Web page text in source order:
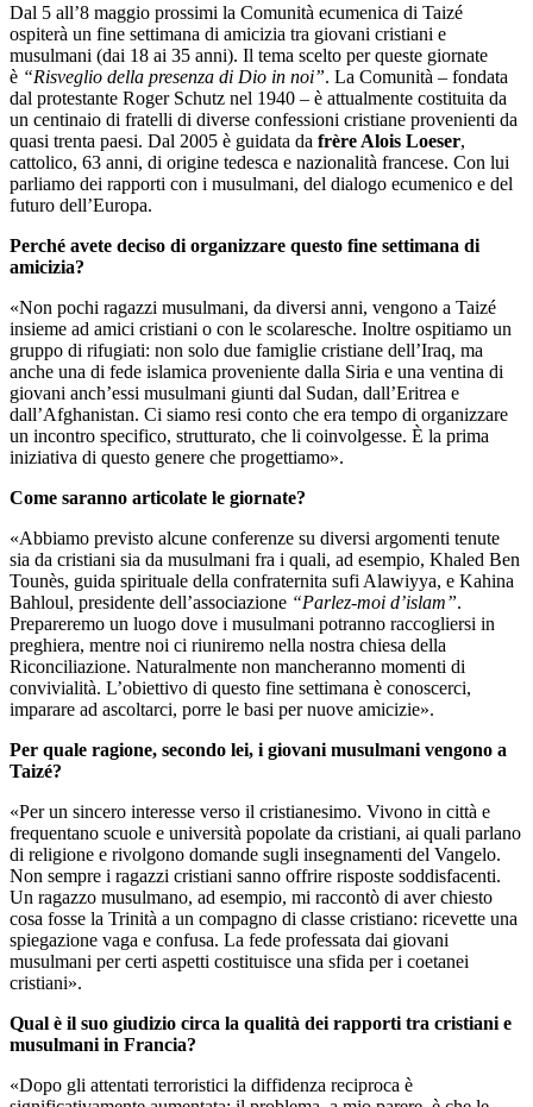
Dal 5 all’8 maggio prossimi la Comunità ecumenica di Taizé
ospiterà un fine settimana di amicizia tra giovani cristiani e
musulmani (dai 18 ai 35 anni). Il tema scelto per queste giornate
è “Risveglio della presenza di Dio in noi”. La Comunità – fondata
dal protestante Roger Schutz nel 1940 – è attualmente costituita da
un centinaio di fratelli di diverse confessioni cristiane provenienti da
quasi trenta paesi. Dal 2005 è guidata da frère Alois Loeser,
cattolico, 63 anni, di origine tedesca e nazionalità francese. Con lui
parliamo dei rapporti con i musulmani, del dialogo ecumenico e del
futuro dell’Europa.
Perché avete deciso di organizzare questo fine settimana di
amicizia?
«Non pochi ragazzi musulmani, da diversi anni, vengono a Taizé
insieme ad amici cristiani o con le scolaresche. Inoltre ospitiamo un
gruppo di rifugiati: non solo due famiglie cristiane dell’Iraq, ma
anche una di fede islamica proveniente dalla Siria e una ventina di
giovani anch’essi musulmani giunti dal Sudan, dall’Eritrea e
dall’Afghanistan. Ci siamo resi conto che era tempo di organizzare
un incontro specifico, strutturato, che li coinvolgesse. È la prima
iniziativa di questo genere che progettiamo».
Come saranno articolate le giornate?
«Abbiamo previsto alcune conferenze su diversi argomenti tenute
sia da cristiani sia da musulmani fra i quali, ad esempio, Khaled Ben
Tounès, guida spirituale della confraternita sufi Alawiyya, e Kahina
Bahloul, presidente dell’associazione “Parlez-moi d’islam”.
Prepareremo un luogo dove i musulmani potranno raccogliersi in
preghiera, mentre noi ci riuniremo nella nostra chiesa della
Riconciliazione. Naturalmente non mancheranno momenti di
convivialità. L’obiettivo di questo fine settimana è conoscerci,
imparare ad ascoltarci, porre le basi per nuove amicizie».
Per quale ragione, secondo lei, i giovani musulmani vengono a
Taizé?
«Per un sincero interesse verso il cristianesimo. Vivono in città e
frequentano scuole e università popolate da cristiani, ai quali parlano
di religione e rivolgono domande sugli insegnamenti del Vangelo.
Non sempre i ragazzi cristiani sanno offrire risposte soddisfacenti.
Un ragazzo musulmano, ad esempio, mi raccontò di aver chiesto
cosa fosse la Trinità a un compagno di classe cristiano: ricevette una
spiegazione vaga e confusa. La fede professata dai giovani
musulmani per certi aspetti costituisce una sfida per i coetanei
cristiani».
Qual è il suo giudizio circa la qualità dei rapporti tra cristiani e
musulmani in Francia?
«Dopo gli attentati terroristici la diffidenza reciproca è